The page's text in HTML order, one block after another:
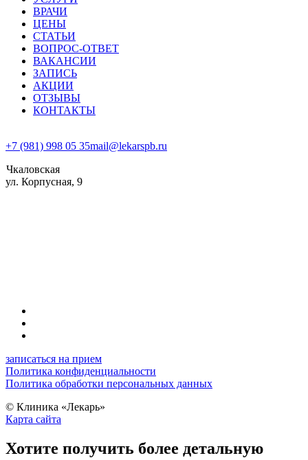
ВРАЧИ
ЦЕНЫ
СТАТЬИ
ВОПРОС-ОТВЕТ
ВАКАНСИИ
ЗАПИСЬ
АКЦИИ
ОТЗЫВЫ
КОНТАКТЫ
+7 (981) 998 05 35mail@lekarspb.ru
Чкаловская
ул. Корпусная, 9
записаться на прием
Политика конфиденциальности
Политика обработки персональных данных
© Клиника «Лекарь»
Карта сайта
Хотите получить более детальную